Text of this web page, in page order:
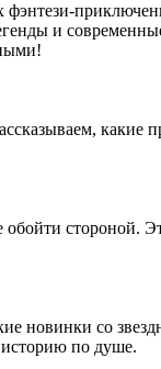
и
какие
обойти стороной.
новинки со
по душе.